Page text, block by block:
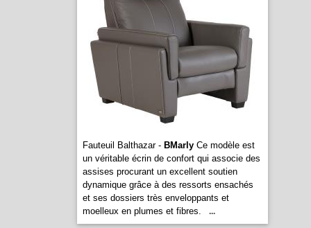
Fauteuil Balthazar - BMarlyCe modèle est
un véritable écrin de confort qui associe des
assises procurant un excellent soutien
dynamique grâce à des ressorts ensachés
et ses dossiers très enveloppants et
moelleux en plumes et fibres.
...